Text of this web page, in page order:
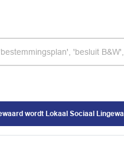
Lokaal Sociaal Lingewaard - Bericht van Carla en Brian